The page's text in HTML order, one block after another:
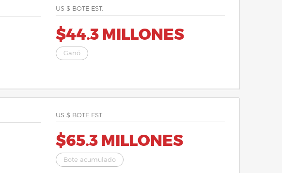
US $ BOTE EST.
$44.3 MILLONES
Ganó
US $ BOTE EST.
$65.3 MILLONES
Bote acumulado